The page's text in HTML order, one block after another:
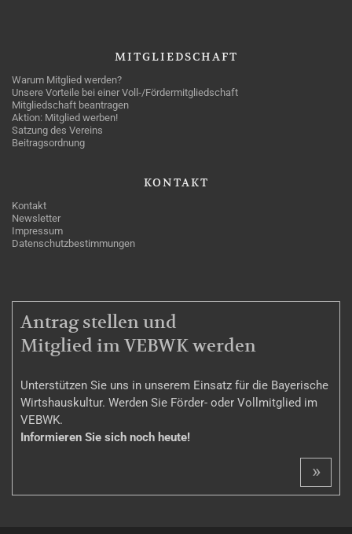
MITGLIEDSCHAFT
Warum Mitglied werden?
Unsere Vorteile bei einer Voll-/Fördermitgliedschaft
Mitgliedschaft beantragen
Aktion: Mitglied werben!
Satzung des Vereins
Beitragsordnung
KONTAKT
Kontakt
Newsletter
Impressum
Datenschutzbestimmungen
MITGLIEDSCHAFT
Antrag stellen und
Mitglied im VEBWK werden
Unterstützen Sie uns in unserem Einsatz für die Bayerische
Wirtshauskultur. Werden Sie Förder- oder Vollmitglied im
VEBWK.
Informieren Sie sich noch heute!
»